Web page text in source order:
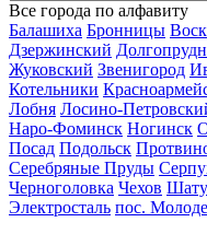
Все города по алфавиту
Балашиха Бронницы
Дзержинский
Жуковский Звенигород
Котельники
Лобня Лосино-
Наро-Фоминск Ногинск
Посад Подольск
Серебряные Пруды
Черноголовка Чехов
Электросталь пос.